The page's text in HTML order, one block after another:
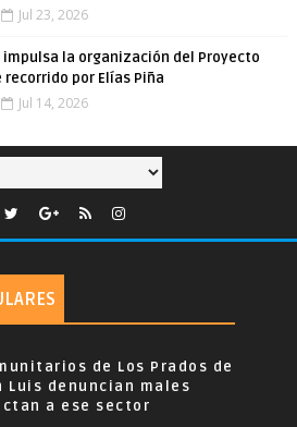
Jul 23, 2026
impulsa la organización del Proyecto
recorrido por Elías Piña
Jul 14, 2026
de Los Prados de
Luis denuncian males
a ese sector